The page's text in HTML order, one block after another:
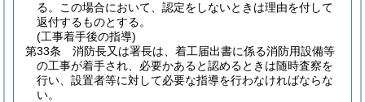
る。
この場合において、認定をしないときは理由を付して
返付するものとする。
(工事着手後の指導)
第33条
消防長又は署長は、着工届出書に係る消防用設備等
の工事が着手され、必要かあると認めるときは随時査察を
行い、設置者等に対して必要な指導を行わなければならな
い。